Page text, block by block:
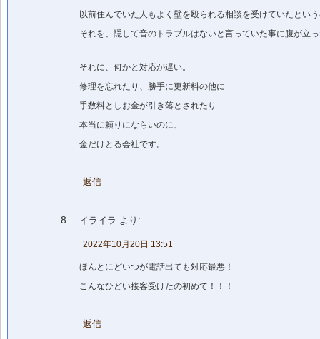
以前住んでいた人もよく壁を殴られる相談を受けていたとい
それを、隠して音のトラブルはないと言っていた事に腹が立
それに、何かと対応が遅い。
修理を忘れたり、勝手に更新料の他に
手数料としお金が引き落とされたり
本当に頼りにならいのに、
金だけとる会社です。
返信
イライラ より:
2022年10月20日 13:51
ほんとにどいつが電話出ても対応最悪！
こんなひどい接客受けたの初めて！！！
返信